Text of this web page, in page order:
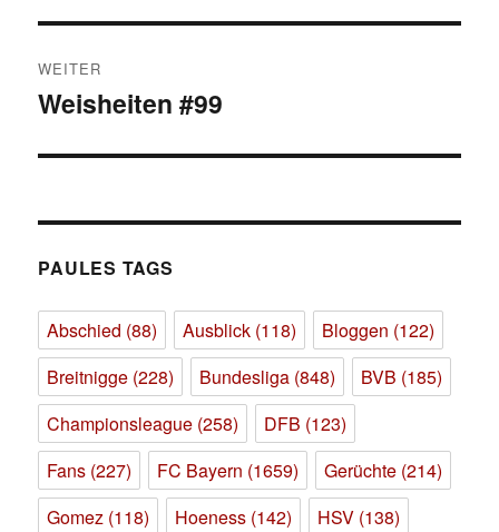
WEITER
Nächster
Weisheiten #99
PAULES TAGS
Abschied (88) Ausblick (118) Bloggen (122)
Breitnigge (228) Bundesliga (848) BVB (185)
Championsleague (258) DFB (123)
Fans (227) FC Bayern (1659) Gerüchte (214)
Gomez (118) Hoeness (142) HSV (138)